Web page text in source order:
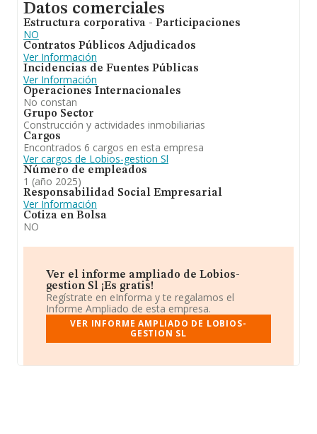
Datos comerciales
Estructura corporativa - Participaciones
NO
Contratos Públicos Adjudicados
Ver Información
Incidencias de Fuentes Públicas
Ver Información
Operaciones Internacionales
No constan
Grupo Sector
Construcción y actividades inmobiliarias
Cargos
Encontrados 6 cargos en esta empresa
Ver cargos de Lobios-gestion Sl
Número de empleados
1 (año 2025)
Responsabilidad Social Empresarial
Ver Información
Cotiza en Bolsa
NO
Ver el informe ampliado de Lobios-
gestion Sl ¡Es gratis!
Regístrate en eInforma y te regalamos el
Informe Ampliado de esta empresa.
VER INFORME AMPLIADO DE LOBIOS-
GESTION SL